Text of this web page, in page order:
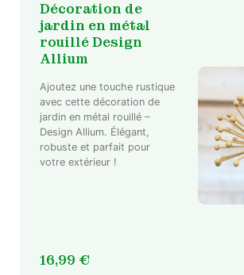
Décoration de
jardin en métal
rouillé Design
Allium
Ajoutez une touche rustique
avec cette décoration de
jardin en métal rouillé –
Design Allium. Élégant,
robuste et parfait pour
votre extérieur !
16,99 €